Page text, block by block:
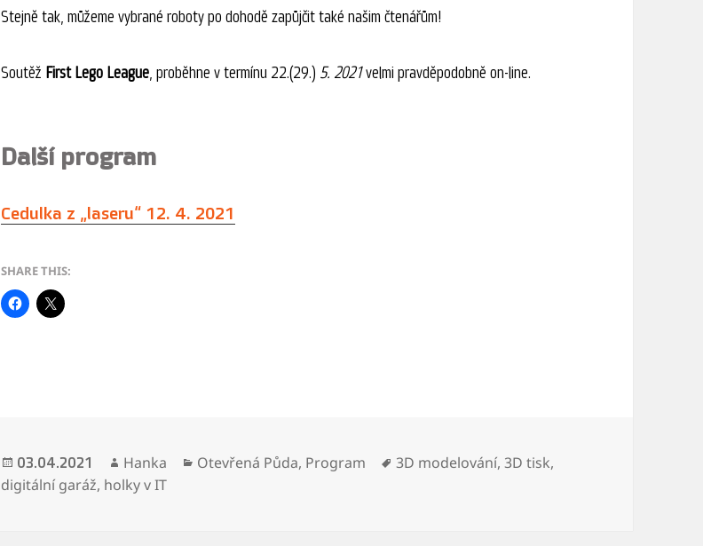
Stejně tak, můžeme vybrané roboty po dohodě zapůjčit také našim čtenářům!
Soutěž First Lego League, proběhne v termínu 22.(29.) 5. 2021velmi pravděpodobně on-line.
Další program
Cedulka z „laseru“ 12. 4. 2021
SHARE THIS:
Publikováno:
03.04.2021 Autor:
Hanka Rubriky:
Otevřená Půda, Program Štítky:
3D modelování,3D tisk,
digitální garáž, holky v IT